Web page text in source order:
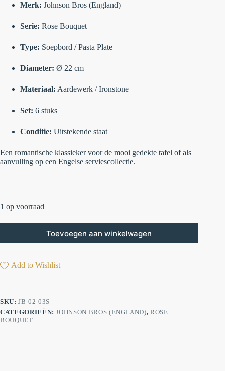
Merk: Johnson Bros (England)
Serie: Rose Bouquet
Type: Soepbord / Pasta Plate
Diameter: Ø 22 cm
Materiaal: Aardewerk / Ironstone
Set: 6 stuks
Conditie: Uitstekende staat
Een romantische klassieker voor de mooi gedekte tafel of als
aanvulling op een Engelse serviescollectie.
1 op voorraad
Toevoegen aan winkelwagen
Add to Wishlist
SKU:JB-02-03S
CATEGORIEËN:JOHNSON BROS (ENGLAND),ROSE
BOUQUET